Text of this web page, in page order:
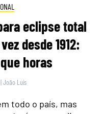
eclipse total
desde 1912:
horas
|João Luís
todo o país, mas